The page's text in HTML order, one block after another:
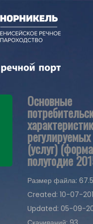
Основные
(услуг)
полугодие
Размер файла:
Created: 10-07-
Updated: 05-09-